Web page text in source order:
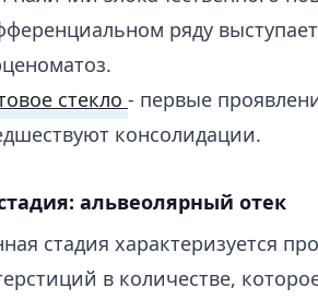
ряду
стекло - первые
консолидации.
альвеолярный отек
стадия характеризуется
в количестве,